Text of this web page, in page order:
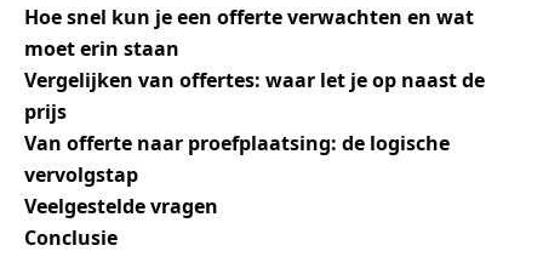
Hoe snel kun je een offerte verwachten en wat
moet erin staan
Vergelijken van offertes: waar let je op naast de
prijs
Van offerte naar proefplaatsing: de logische
vervolgstap
Veelgestelde vragen
Conclusie